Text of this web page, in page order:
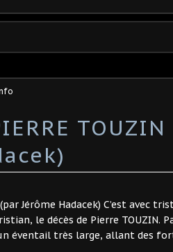
Jérôme Hadacek) C’est avec
le décès de Pierre TOUZIN.
éventail très large, allant des